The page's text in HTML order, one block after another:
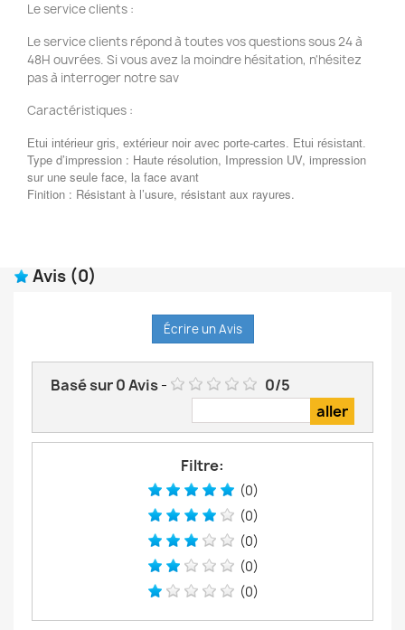
Le service clients :
Le service clients répond à toutes vos questions sous 24 à
48H ouvrées. Si vous avez la moindre hésitation, n'hésitez
pas à interroger notre sav
Caractéristiques :
Etui intérieur gris, extérieur noir avec porte-cartes. Etui résistant.
Type d’impression : Haute résolution, Impression UV, impression
sur une seule face, la face avant
Finition : Résistant à l’usure, résistant aux rayures.
Avis (0)
Écrire un Avis
Basé sur0Avis- 0/5
Filtre:
(0)
(0)
(0)
(0)
(0)